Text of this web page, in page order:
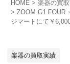
HOME
楽器の買
ZOOM G1 FOUR
ジマートにて￥
楽器の買取実績